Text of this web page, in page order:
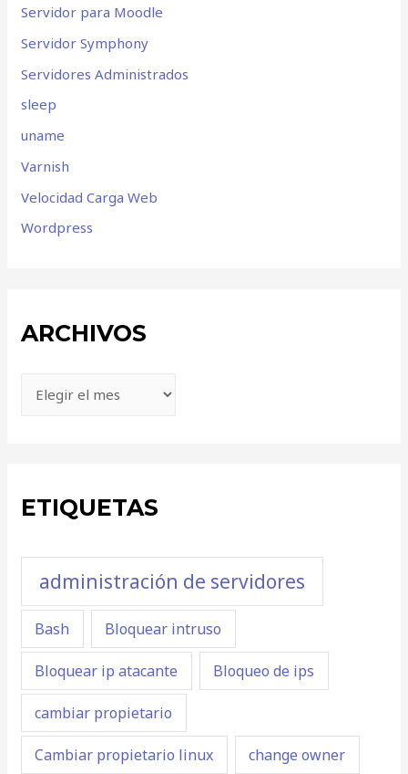
Servidor para Moodle
Servidor Symphony
Servidores Administrados
sleep
uname
Varnish
Velocidad Carga Web
Wordpress
ARCHIVOS
ETIQUETAS
administración de servidores
Bash Bloquear intruso
Bloquear ip atacante Bloqueo de ips
cambiar propietario
Cambiar propietario linux change owner